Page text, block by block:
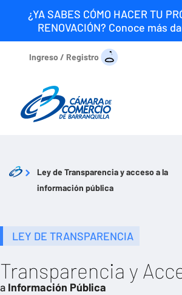
¿YA SABES CÓMO HACER TU
RENOVACIÓN? Conoce más
Ingreso / Registro
Ley de Transparencia y acceso a la
información pública
LEY DE TRANSPARENCIA
Transparencia y
a Información Pública